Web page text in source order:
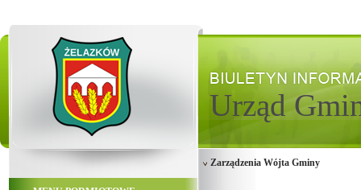
Urząd
Zarządzenia Wójta Gminy